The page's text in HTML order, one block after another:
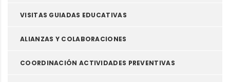
VISITAS GUIADAS EDUCATIVAS
ALIANZAS Y COLABORACIONES
COORDINACIÓN ACTIVIDADES PREVENTIVAS